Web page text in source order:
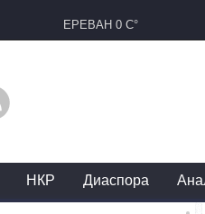
ЕРЕВАН 0 C°
НКР Диаспора